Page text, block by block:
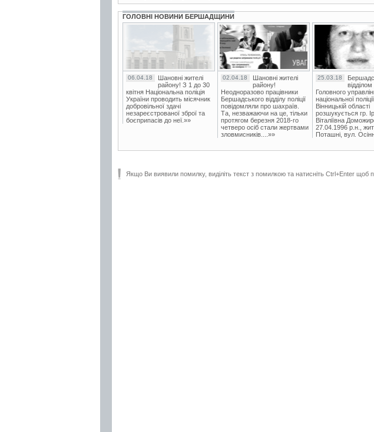
ГОЛОВНІ НОВИНИ БЕРШАДЩИНИ
06.04.18
Шановні жителі
району! З 1 до 30
квітня Національна поліція
України проводить місячник
добровільної здачі
незареєстрованої зброї та
боєприпасів до неї.»»
02.04.18
Шановні жителі
району!
Неодноразово працівники
Бершадського відділу поліції
повідомляли про шахраїв.
Та, незважаючи на це, тільки
протягом березня 2018-го
четверо осіб стали жертвами
зловмисників....»»
25.03.18
відділом
Головного
національної
Вінницькій області
розшукується гр.
Віталіївна
27.04.1996 р.н.,
Поташні, вул.
Якщо Ви виявили помилку, виділіть текст з помилкою та натисніть Ctrl+Enter щоб